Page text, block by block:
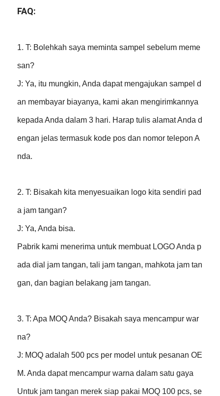
FAQ:
1. T: Bolehkah saya meminta sampel sebelum meme
san?
J: Ya, itu mungkin, Anda dapat mengajukan sampel d
an membayar biayanya, kami akan mengirimkannya
kepada Anda dalam 3 hari. Harap tulis alamat Anda d
engan jelas termasuk kode pos dan nomor telepon A
nda.
2. T: Bisakah kita menyesuaikan logo kita sendiri pad
a jam tangan?
J: Ya, Anda bisa.
Pabrik kami menerima untuk membuat LOGO Anda p
ada dial jam tangan, tali jam tangan, mahkota jam tan
gan, dan bagian belakang jam tangan.
3. T: Apa MOQ Anda? Bisakah saya mencampur war
na?
J: MOQ adalah 500 pcs per model untuk pesanan OE
M. Anda dapat mencampur warna dalam satu gaya
Untuk jam tangan merek siap pakai MOQ 100 pcs, se